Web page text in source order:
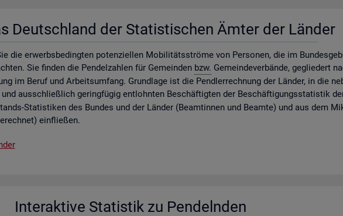
Deutsch­land der Sta­tis­ti­schen Ämter der Län­der
die er­werbs­be­ding­ten po­ten­zi­el­len Mo­bi­li­täts­strö­me von Per­so­nen, die im
Sie fin­den die Pen­del­zah­len für Ge­mein­den bzw. Ge­mein­de­ver­bän­de, ge­glie­dert
im Beruf und Ar­beits­um­fang. Grund­la­ge ist die Pend­ler­rech­nung der Län­der, in die
aus­schlie­ß­lich ge­ring­fü­gig ent­lohn­ten Be­schäf­tig­ten der Be­schäf­ti­gungs­sta­tis­tik
Sta­tis­ti­ken des Bun­des und der Län­der (Be­am­tin­nen und Be­am­te) und aus dem
ein­flie­ßen.
In­ter­ak­ti­ve Sta­tis­tik zu Pen­deln­den